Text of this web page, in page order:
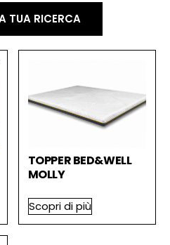
TUA RICERCA
TOPPER BED&WELL
MOLLY
Scopri di più